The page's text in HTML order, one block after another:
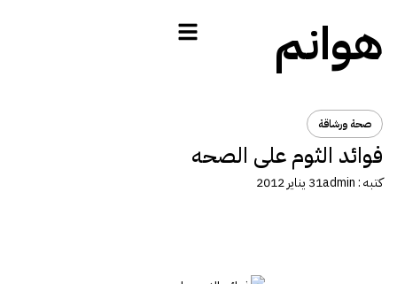
هوانم
صحة ورشاقة
فوائد الثوم على الصحه
كتبه :admin31 يناير 2012